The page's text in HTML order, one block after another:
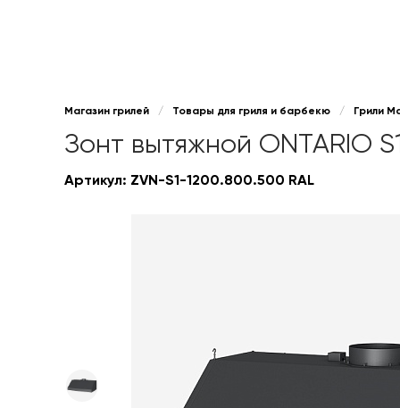
Магазин грилей / Товары для гриля и барбекю / Грили
Зонт вытяжной ONTARIO
Артикул: ZVN-S1-1200.800.500 RAL